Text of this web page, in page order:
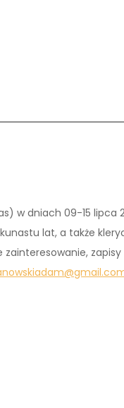
w dniach 09-15 lipca
lat, a także